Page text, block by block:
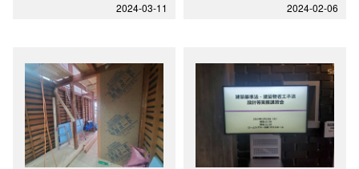
2024-03-11 2024-02-06